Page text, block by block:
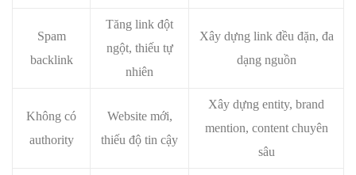
Spam
backlink
Tăng link đột
ngột, thiếu tự
nhiên
Xây dựng link đều đặn, đa
dạng nguồn
Không có
authority
Website mới,
thiếu độ tin cậy
Xây dựng entity, brand
mention, content chuyên
sâu